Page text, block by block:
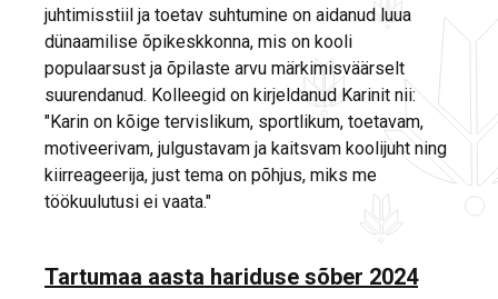
juhtimisstiil ja toetav suhtumine on aidanud luua
dünaamilise õpikeskkonna, mis on kooli
populaarsust ja õpilaste arvu märkimisväärselt
suurendanud. Kolleegid on kirjeldanud Karinit nii:
"Karin on kõige tervislikum, sportlikum, toetavam,
motiveerivam, julgustavam ja kaitsvam koolijuht ning
kiirreageerija, just tema on põhjus, miks me
töökuulutusi ei vaata."
Tartumaa aasta hariduse sõber 2024